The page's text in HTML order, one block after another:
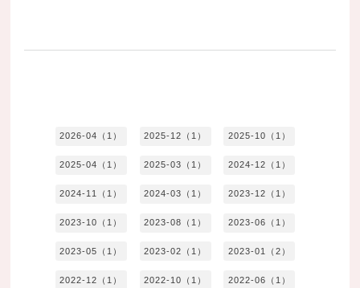
2026-04（1） 2025-12（1） 2025-10（1）
2025-04（1） 2025-03（1） 2024-12（1）
2024-11（1） 2024-03（1） 2023-12（1）
2023-10（1） 2023-08（1） 2023-06（1）
2023-05（1） 2023-02（1） 2023-01（2）
2022-12（1） 2022-10（1） 2022-06（1）